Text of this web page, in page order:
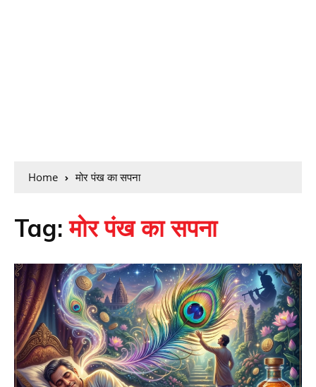
Home मोर पंख का सपना
Tag:मोर पंख का सपना